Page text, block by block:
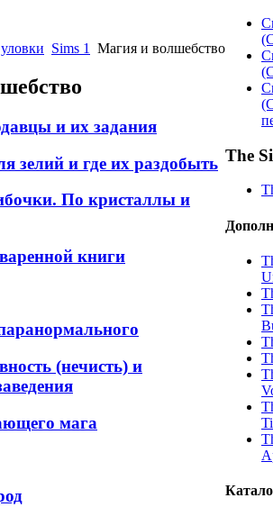
Sims 1 Магия и волшебство
и их задания
зелий и где их раздобыть
По кристаллы и
книги
(нечисть) и
мага
The